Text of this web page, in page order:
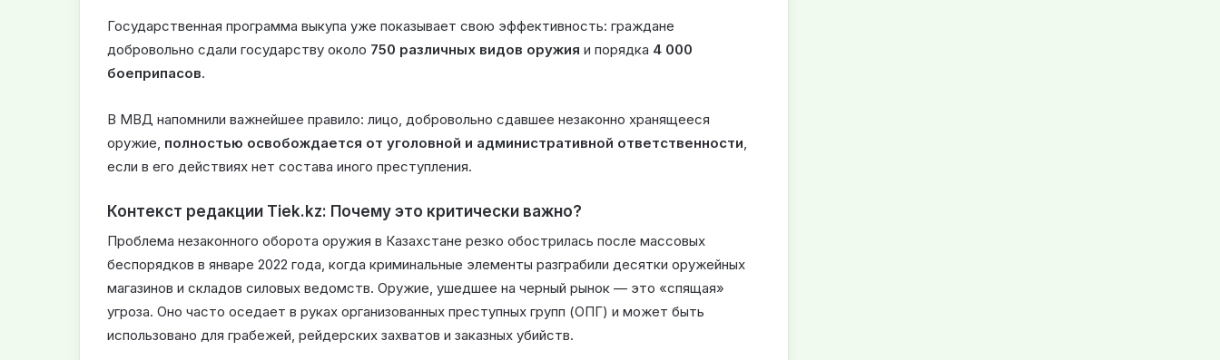
Государственная программа выкупа уже показывает свою эффективность: граждане
добровольно сдали государству около 750 различных видов оружия и порядка 4 000
боеприпасов.
В МВД напомнили важнейшее правило: лицо, добровольно сдавшее незаконно хранящееся
оружие, полностью освобождается от уголовной и административной ответственности
если в его действиях нет состава иного преступления.
Контекст редакции Tiek.kz: Почему это критически важно?
Проблема незаконного оборота оружия в Казахстане резко обострилась после массовых
беспорядков в январе 2022 года, когда криминальные элементы разграбили десятки оружейных
магазинов и складов силовых ведомств. Оружие, ушедшее на черный рынок — это «спящая»
угроза. Оно часто оседает в руках организованных преступных групп (ОПГ) и может быть
использовано для грабежей, рейдерских захватов и заказных убийств.